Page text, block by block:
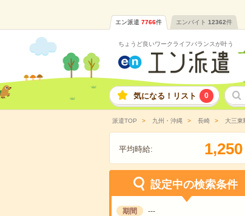
エン派遣 7766件 エンバイト 12362件
ちょうど良いワークライフバランスが叶う
気になる！リスト 0
派遣TOP 九州・沖縄 長崎 大三東
平均時給: 1,250
設定中の検索条件
期間 ---